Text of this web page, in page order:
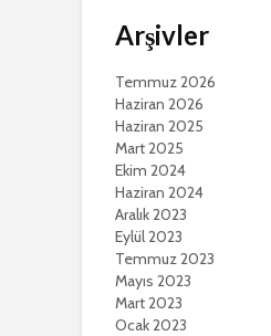
Arşivler
Temmuz 2026
Haziran 2026
Haziran 2025
Mart 2025
Ekim 2024
Haziran 2024
Aralık 2023
Eylül 2023
Temmuz 2023
Mayıs 2023
Mart 2023
Ocak 2023